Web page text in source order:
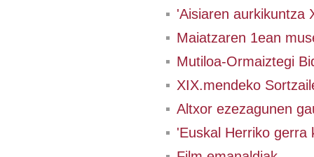
'Aisiaren aurkikuntza
Maiatzaren 1ean
Mutiloa-Ormaiztegi
XIX.mendeko
Altxor ezezagunen
'Euskal Herriko gerra